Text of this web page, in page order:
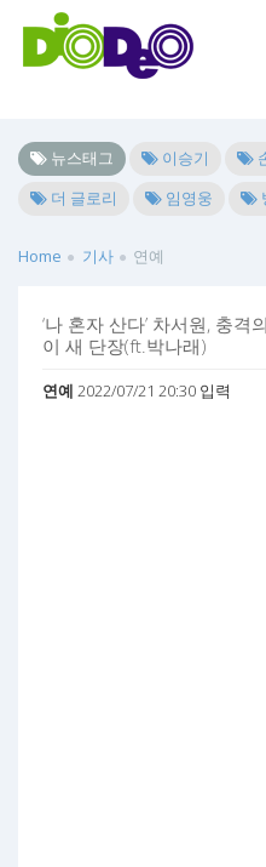
뉴스태그 이승기
더 글로리
임영웅
Home 기사 연예
‘나 혼자 산다’ 차서원, 충
이 새 단장(ft.박나래)
연예 2022/07/21 20:30 입력